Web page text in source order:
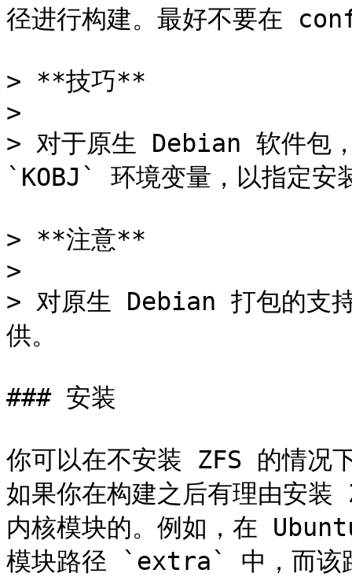
径进行构建。最好不要在
> **技巧**
>
> 对于原生 Debian 软件包
`KOBJ` 环境变量，以指定安
> **注意**
>
> 对原生 Debian 打包的支
供。
### 安装
你可以在不安装 ZFS 的情
如果你在构建之后有理由安装
内核模块的。例如，在
模块路径 `extra` 中，而该